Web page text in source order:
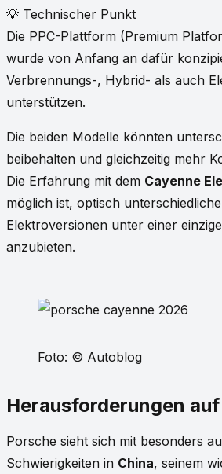
💡 Technischer Punkt
Die PPC-Plattform (Premium
wurde von Anfang an dafür
Verbrennungs-, Hybrid- als auch
unterstützen.
Die beiden Modelle könnten
beibehalten und gleichzeitig mehr
Die Erfahrung mit dem Cayenne
möglich ist, optisch
Elektroversionen unter einer
anzubieten.
Foto: © Autoblog
Herausforderungen
Porsche sieht sich mit besonders
Schwierigkeiten in China, seinem